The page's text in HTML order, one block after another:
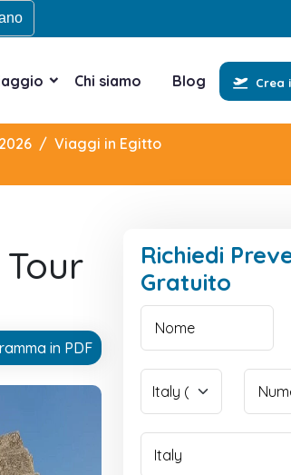
Chi siamo Blog Crea
Viaggi in Egitto
in PDF
Richiedi
Gratuito